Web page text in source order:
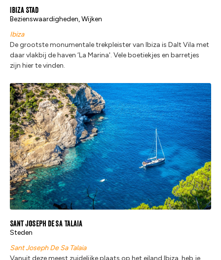
Ibiza Stad
Bezienswaardigheden, Wijken
Ibiza
De grootste monumentale trekpleister van Ibiza is Dalt Vila met
daar vlakbij de haven ‘La Marina'. Vele boetiekjes en barretjes
zijn hier te vinden.
Sant Joseph de sa Talaia
Steden
Sant Joseph De Sa Talaia